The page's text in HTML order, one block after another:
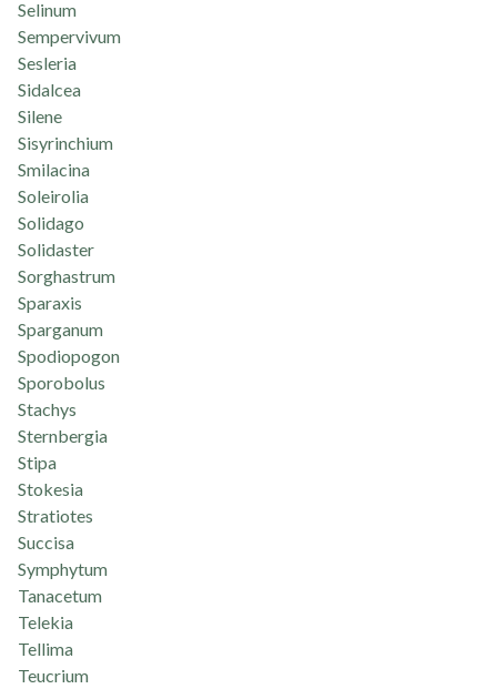
Selinum
Sempervivum
Sesleria
Sidalcea
Silene
Sisyrinchium
Smilacina
Soleirolia
Solidago
Solidaster
Sorghastrum
Sparaxis
Sparganum
Spodiopogon
Sporobolus
Stachys
Sternbergia
Stipa
Stokesia
Stratiotes
Succisa
Symphytum
Tanacetum
Telekia
Tellima
Teucrium